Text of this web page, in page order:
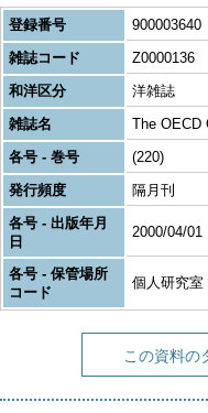
登録番号
900003640
雑誌コード
Z0000136
和洋区分
洋雑誌
雑誌名
The OECD
各号 - 巻号
(220)
発行頻度
隔月刊
各号 - 出版年月
日
2000/04/01
各号 - 保管場所
コード
個人研究室
この資料の